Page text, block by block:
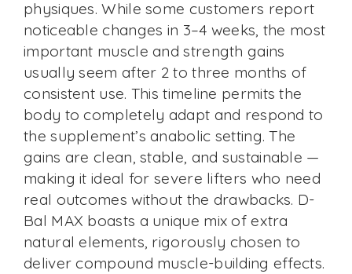
physiques. While some customers report
noticeable changes in 3–4 weeks, the most
important muscle and strength gains
usually seem after 2 to three months of
consistent use. This timeline permits the
body to completely adapt and respond to
the supplement’s anabolic setting. The
gains are clean, stable, and sustainable —
making it ideal for severe lifters who need
real outcomes without the drawbacks. D-
Bal MAX boasts a unique mix of extra
natural elements, rigorously chosen to
deliver compound muscle-building effects.